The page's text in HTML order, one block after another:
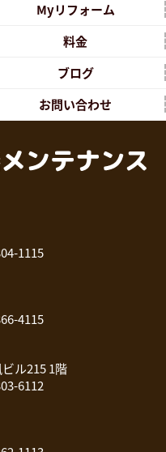
Myリフォーム
料金
ブログ
お問い合わせ
1115
4115
ル215 1階
6112